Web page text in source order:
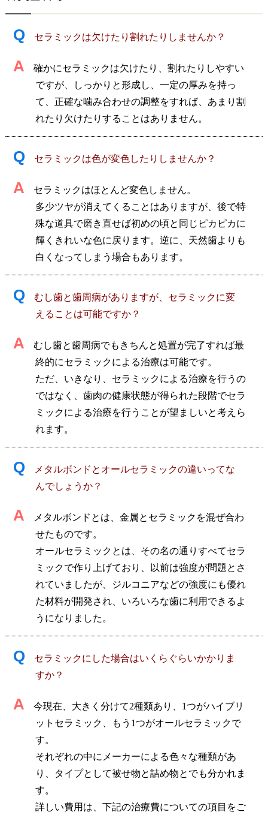
Q セラミックは欠けたり割れたりしませんか？
A
確かにセラミックは欠けたり、割れたりしやすい
ですが、しっかりと形成し、一定の厚みを持っ
て、正確な噛み合わせの調整をすれば、あまり割
れたり欠けたりすることはありません。
Q セラミックは色が変色したりしませんか？
A
セラミックはほとんど変色しません。
多少ツヤが消えてくることはありますが、後で特
殊な道具で磨き直せば初めの頃と同じピカピカに
輝くきれいな色に戻ります。逆に、天然歯よりも
白くなってしまう場合もあります。
Q
むし歯と歯周病がありますが、セラミックに変
えることは可能ですか？
A
むし歯と歯周病でもきちんと処置が完了すれば最
終的にセラミックによる治療は可能です。
ただ、いきなり、セラミックによる治療を行うの
ではなく、歯肉の健康状態が得られた段階でセラ
ミックによる治療を行うことが望ましいと考えら
れます。
Q
メタルボンドとオールセラミックの違いってな
んでしょうか？
A
メタルボンドとは、金属とセラミックを混ぜ合わ
せたものです。
オールセラミックとは、その名の通りすべてセラ
ミックで作り上げており、以前は強度が問題とさ
れていましたが、ジルコニアなどの強度にも優れ
た材料が開発され、いろいろな歯に利用できるよ
うになりました。
Q
セラミックにした場合はいくらぐらいかかりま
すか？
A
今現在、大きく分けて2種類あり、1つがハイブリ
ットセラミック、もう1つがオールセラミックで
す。
それぞれの中にメーカーによる色々な種類があ
り、タイプとして被せ物と詰め物とでも分かれま
す。
詳しい費用は、下記の治療費についての項目をご